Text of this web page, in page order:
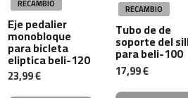
4
0
0
m
c
RECAMBIO
Eje pedalier
monobloque
para bicleta
eliptica beli-120
23,99 €
RECAMBIO
Tubo de de
soporte del
para beli-100
17,99 €